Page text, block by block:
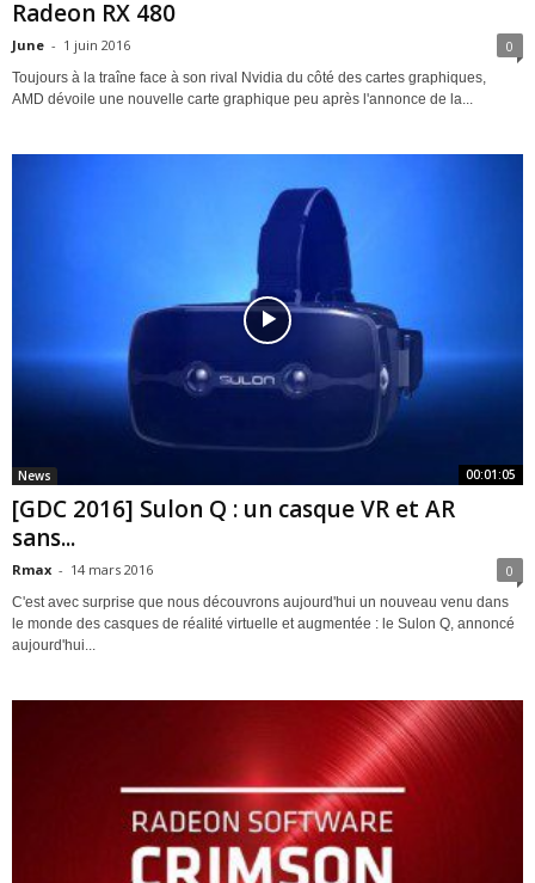
Radeon RX 480
June - 1 juin 2016 0
Toujours à la traîne face à son rival Nvidia du côté des cartes graphiques,
AMD dévoile une nouvelle carte graphique peu après l'annonce de la...
00:01:05
News
[GDC 2016] Sulon Q : un casque VR et AR
sans...
Rmax - 14 mars 2016 0
C'est avec surprise que nous découvrons aujourd'hui un nouveau venu dans
le monde des casques de réalité virtuelle et augmentée : le Sulon Q, annoncé
aujourd'hui...